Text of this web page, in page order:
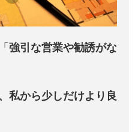
強引な営業や勧誘がな
私から少しだけより良